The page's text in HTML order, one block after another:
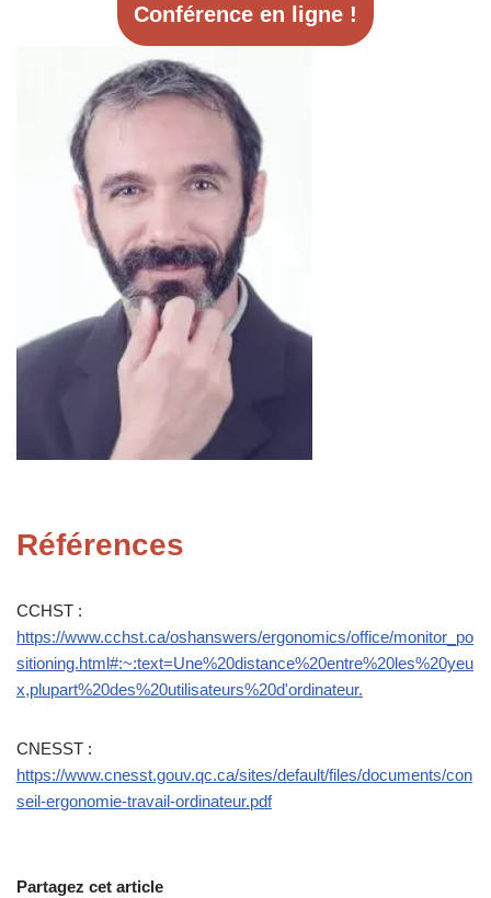
Conférence en ligne !
Références
CCHST :
https://www.cchst.ca/oshanswers/ergonomics/office/monitor_po
sitioning.html#:~:text=Une%20distance%20entre%20les%20yeu
x,plupart%20des%20utilisateurs%20d'ordinateur.
CNESST :
https://www.cnesst.gouv.qc.ca/sites/default/files/documents/con
seil-ergonomie-travail-ordinateur.pdf
Partagez cet article